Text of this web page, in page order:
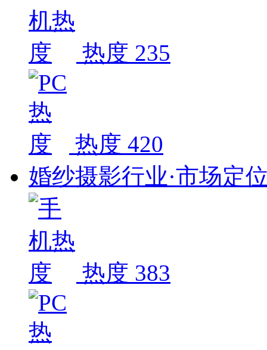
热度 235
热度 420
婚纱摄影行业·市场定
热度 383